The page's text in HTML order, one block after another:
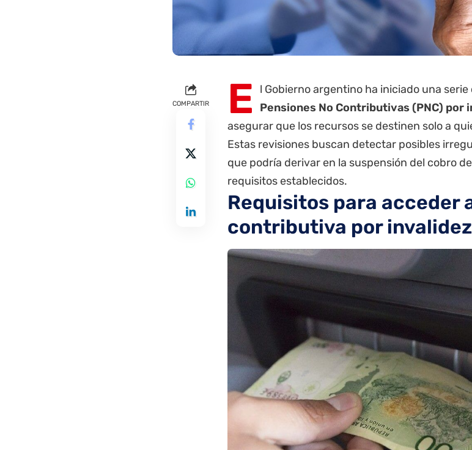
COMPARTIR E l Gobierno argentino ha iniciado una serie
Pensiones No Contributivas (PNC) por
asegurar que los recursos se destinen solo a
Estas revisiones buscan detectar posibles
que podría derivar en la suspensión del cobro
requisitos establecidos.
Requisitos para acceder
contributiva por invalidez